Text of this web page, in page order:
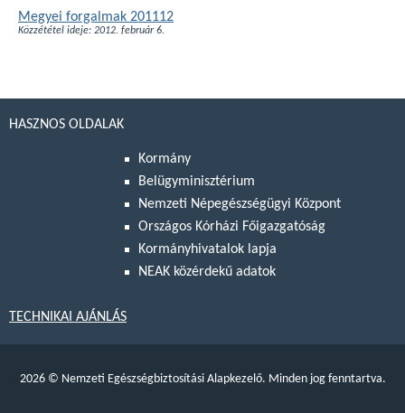
Megyei forgalmak 201112
Közzététel ideje: 2012. február 6.
HASZNOS OLDALAK
Kormány
Belügyminisztérium
Nemzeti Népegészségügyi Központ
Országos Kórházi Főigazgatóság
Kormányhivatalok lapja
NEAK közérdekű adatok
TECHNIKAI AJÁNLÁS
2026 © Nemzeti Egészségbiztosítási Alapkezelő. Minden jog fenntartva.